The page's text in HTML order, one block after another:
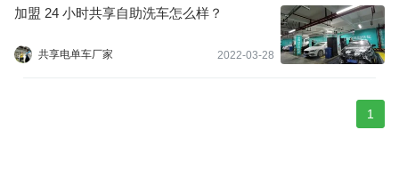
加盟 24 小时共享自助洗车怎么样？
共享电单车厂家 2022-03-28
1